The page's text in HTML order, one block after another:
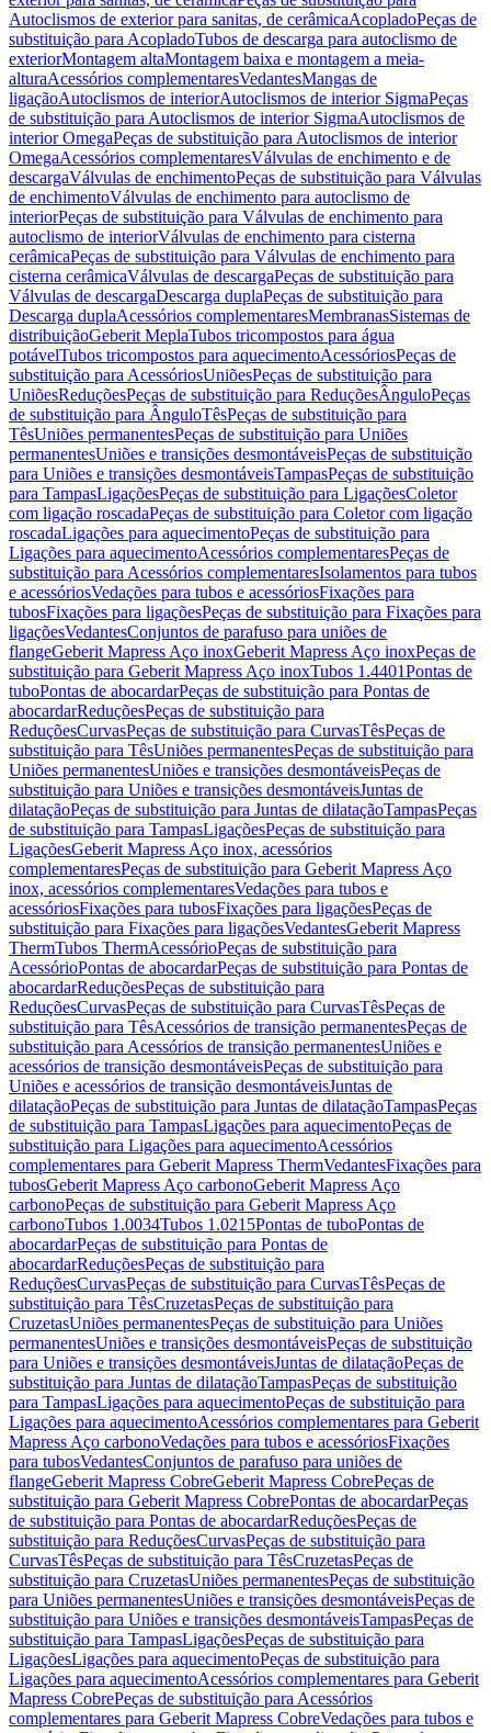
Autoclismos de exterior para sanitas, de cerâmicaAcopladoPeças de
substituição para AcopladoTubos de descarga para autoclismo de
exteriorMontagem altaMontagem baixa e montagem a meia-
alturaAcessórios complementaresVedantesMangas de
ligaçãoAutoclismos de interiorAutoclismos de interior SigmaPeças
de substituição para Autoclismos de interior SigmaAutoclismos de
interior OmegaPeças de substituição para Autoclismos de interior
OmegaAcessórios complementaresVálvulas de enchimento e de
descargaVálvulas de enchimentoPeças de substituição para Válvulas
de enchimentoVálvulas de enchimento para autoclismo de
interiorPeças de substituição para Válvulas de enchimento para
autoclismo de interiorVálvulas de enchimento para cisterna
cerâmicaPeças de substituição para Válvulas de enchimento para
cisterna cerâmicaVálvulas de descargaPeças de substituição para
Válvulas de descargaDescarga duplaPeças de substituição para
Descarga duplaAcessórios complementaresMembranasSistemas de
distribuiçãoGeberit MeplaTubos tricompostos para água
potávelTubos tricompostos para aquecimentoAcessóriosPeças de
substituição para AcessóriosUniõesPeças de substituição para
UniõesReduçõesPeças de substituição para ReduçõesÂnguloPeças
de substituição para ÂnguloTêsPeças de substituição para
TêsUniões permanentesPeças de substituição para Uniões
permanentesUniões e transições desmontáveisPeças de substituição
para Uniões e transições desmontáveisTampasPeças de substituição
para TampasLigaçõesPeças de substituição para LigaçõesColetor
com ligação roscadaPeças de substituição para Coletor com ligação
roscadaLigações para aquecimentoPeças de substituição para
Ligações para aquecimentoAcessórios complementaresPeças de
substituição para Acessórios complementaresIsolamentos para tubos
e acessóriosVedações para tubos e acessóriosFixações para
tubosFixações para ligaçõesPeças de substituição para Fixações para
ligaçõesVedantesConjuntos de parafuso para uniões de
flangeGeberit Mapress Aço inoxGeberit Mapress Aço inoxPeças de
substituição para Geberit Mapress Aço inoxTubos 1.4401Pontas de
tuboPontas de abocardarPeças de substituição para Pontas de
abocardarReduçõesPeças de substituição para
ReduçõesCurvasPeças de substituição para CurvasTêsPeças de
substituição para TêsUniões permanentesPeças de substituição para
Uniões permanentesUniões e transições desmontáveisPeças de
substituição para Uniões e transições desmontáveisJuntas de
dilataçãoPeças de substituição para Juntas de dilataçãoTampasPeças
de substituição para TampasLigaçõesPeças de substituição para
LigaçõesGeberit Mapress Aço inox, acessórios
complementaresPeças de substituição para Geberit Mapress Aço
inox, acessórios complementaresVedações para tubos e
acessóriosFixações para tubosFixações para ligaçõesPeças de
substituição para Fixações para ligaçõesVedantesGeberit Mapress
ThermTubos ThermAcessórioPeças de substituição para
AcessórioPontas de abocardarPeças de substituição para Pontas de
abocardarReduçõesPeças de substituição para
ReduçõesCurvasPeças de substituição para CurvasTêsPeças de
substituição para TêsAcessórios de transição permanentesPeças de
substituição para Acessórios de transição permanentesUniões e
acessórios de transição desmontáveisPeças de substituição para
Uniões e acessórios de transição desmontáveisJuntas de
dilataçãoPeças de substituição para Juntas de dilataçãoTampasPeças
de substituição para TampasLigações para aquecimentoPeças de
substituição para Ligações para aquecimentoAcessórios
complementares para Geberit Mapress ThermVedantesFixações para
tubosGeberit Mapress Aço carbonoGeberit Mapress Aço
carbonoPeças de substituição para Geberit Mapress Aço
carbonoTubos 1.0034Tubos 1.0215Pontas de tuboPontas de
abocardarPeças de substituição para Pontas de
abocardarReduçõesPeças de substituição para
ReduçõesCurvasPeças de substituição para CurvasTêsPeças de
substituição para TêsCruzetasPeças de substituição para
CruzetasUniões permanentesPeças de substituição para Uniões
permanentesUniões e transições desmontáveisPeças de substituição
para Uniões e transições desmontáveisJuntas de dilataçãoPeças de
substituição para Juntas de dilataçãoTampasPeças de substituição
para TampasLigações para aquecimentoPeças de substituição para
Ligações para aquecimentoAcessórios complementares para Geberit
Mapress Aço carbonoVedações para tubos e acessóriosFixações
para tubosVedantesConjuntos de parafuso para uniões de
flangeGeberit Mapress CobreGeberit Mapress CobrePeças de
substituição para Geberit Mapress CobrePontas de abocardarPeças
de substituição para Pontas de abocardarReduçõesPeças de
substituição para ReduçõesCurvasPeças de substituição para
CurvasTêsPeças de substituição para TêsCruzetasPeças de
substituição para CruzetasUniões permanentesPeças de substituição
para Uniões permanentesUniões e transições desmontáveisPeças de
substituição para Uniões e transições desmontáveisTampasPeças de
substituição para TampasLigaçõesPeças de substituição para
LigaçõesLigações para aquecimentoPeças de substituição para
Ligações para aquecimentoAcessórios complementares para Geberit
Mapress CobrePeças de substituição para Acessórios
complementares para Geberit Mapress CobreVedações para tubos e